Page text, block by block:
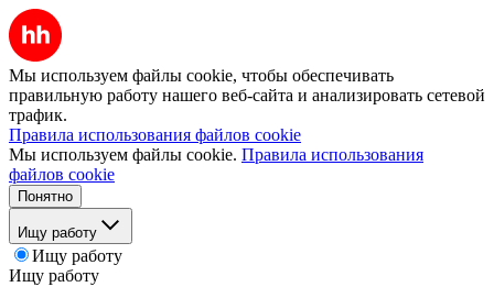
Мы используем файлы cookie, чтобы обеспечивать
правильную работу нашего веб-сайта и анализировать сетевой
трафик.
Правила использования файлов cookie
Мы используем файлы cookie. Правила использования
файлов cookie
Понятно
Ищу работу
Ищу работу
Ищу работу